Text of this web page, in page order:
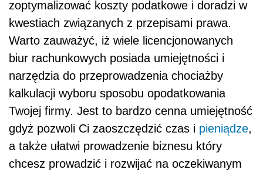
zoptymalizować koszty podatkowe i doradzi w
kwestiach związanych z przepisami prawa.
Warto zauważyć, iż wiele licencjonowanych
biur rachunkowych posiada umiejętności i
narzędzia do przeprowadzenia chociażby
kalkulacji wyboru sposobu opodatkowania
Twojej firmy. Jest to bardzo cenna umiejętność
gdyż pozwoli Ci zaoszczędzić czas i pieniądze,
a także ułatwi prowadzenie biznesu który
chcesz prowadzić i rozwijać na oczekiwanym